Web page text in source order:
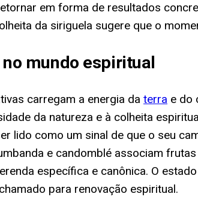
em forma de resultados
da siriguela sugere que o
mundo espiritual
carregam a energia da terra e do
da natureza e à colheita
lido como um sinal de que o seu
e candomblé associam
específica e canônica. O
para renovação espiritual.